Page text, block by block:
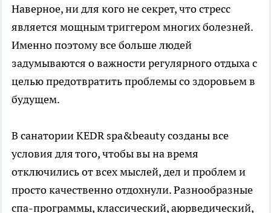
Наверное, ни для кого не секрет, что стресс
является мощным триггером многих болезней.
Именно поэтому все больше людей
задумываются о важности регулярного отдыха с
целью предотвратить проблемы со здоровьем в
будущем.
В санатории KEDR spa&beauty созданы все
условия для того, чтобы вы на время
отключились от всех мыслей, дел и проблем и
просто качественно отдохнули. Разнообразные
спа-программы, классический, аюрведический,